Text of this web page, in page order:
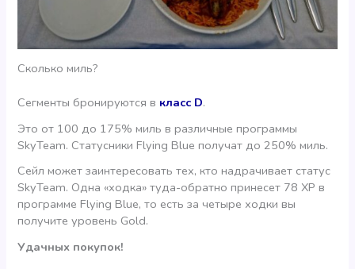
Сколько миль?
Сегменты бронируются в класс D.
Это от 100 до 175% миль в различные программы
SkyTeam. Статусники Flying Blue получат до 250% миль.
Сейл может заинтересовать тех, кто надрачивает статус
SkyTeam. Одна «ходка» туда-обратно принесет 78 XP в
программе Flying Blue, то есть за четыре ходки вы
получите уровень Gold.
Удачных покупок!